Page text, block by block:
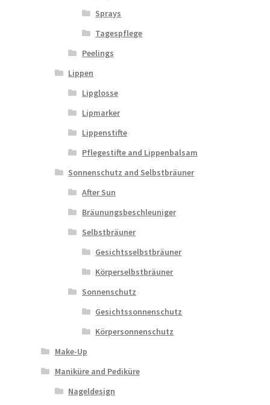
Sprays
Tagespflege
Peelings
Lippen
Lipglosse
Lipmarker
Lippenstifte
Pflegestifte and Lippenbalsam
Sonnenschutz and Selbstbräuner
After Sun
Bräunungsbeschleuniger
Selbstbräuner
Gesichtsselbstbräuner
Körperselbstbräuner
Sonnenschutz
Gesichtssonnenschutz
Körpersonnenschutz
Make-Up
Maniküre and Pediküre
Nageldesign